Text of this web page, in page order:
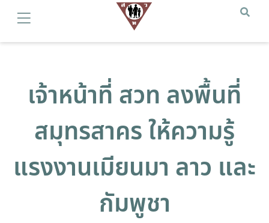
เจ้าหน้าที่ สวท ลงพื้นที่
สมุทรสาคร ให้ความรู้
แรงงานเมียนมา ลาว และ
กัมพูชา